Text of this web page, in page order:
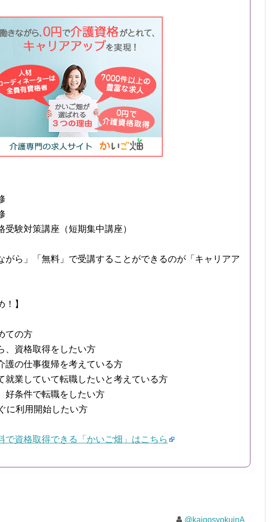
験対策講座（短期集中講座）
がら」「無料」で受講することができるのが「キャリアア
！】
ての方
、資格取得をしたい方
の仕事復帰を考えている方
業していて転職したいと考えている方
条件で転職をしたい方
に利用開始したい方
で資格取得できる「かいご畑」はこちら
@kaigosyokuinA